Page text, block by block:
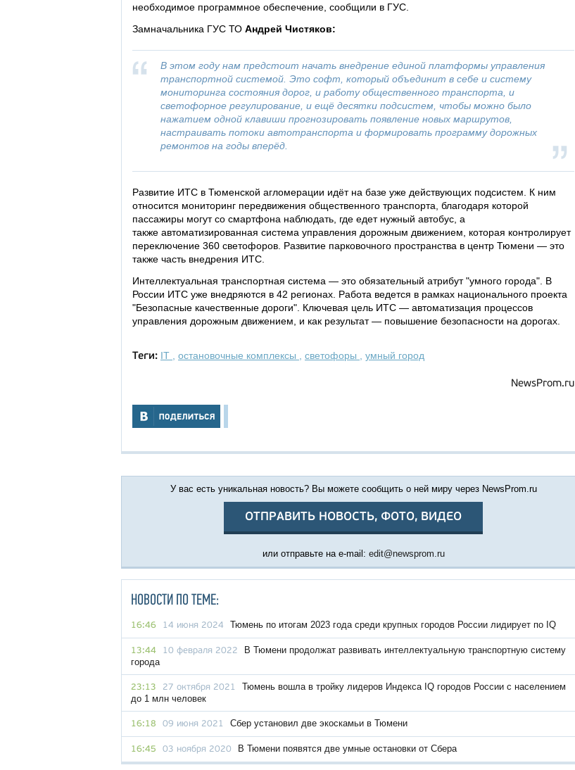
необходимое программное обеспечение, сообщили в ГУС.
Замначальника ГУС ТО Андрей Чистяков:
В этом году нам предстоит начать внедрение единой платформы управления
транспортной системой. Это софт, который объединит в себе и систему
мониторинга состояния дорог, и работу общественного транспорта, и
светофорное регулирование, и ещё десятки подсистем, чтобы можно было
нажатием одной клавиши прогнозировать появление новых маршрутов,
настраивать потоки автотранспорта и формировать программу дорожных
ремонтов на годы вперёд.
Развитие ИТС в Тюменской агломерации идёт на базе уже действующих подсистем. К ним
относится мониторинг передвижения общественного транспорта, благодаря которой
пассажиры могут со смартфона наблюдать, где едет нужный автобус, а
также автоматизированная система управления дорожным движением, которая контролирует
переключение 360 светофоров. Развитие парковочного пространства в центр Тюмени — это
также часть внедрения ИТС.
Интеллектуальная транспортная система — это обязательный атрибут "умного города". В
России ИТС уже внедряются в 42 регионах. Работа ведется в рамках национального проекта
"Безопасные качественные дороги". Ключевая цель ИТС — автоматизация процессов
управления дорожным движением, и как результат — повышение безопасности на дорогах.
Теги: IT остановочные комплексы светофоры умный город
NewsProm.ru
У вас есть уникальная новость? Вы можете сообщить о ней миру через NewsProm.ru
ОТПРАВИТЬ НОВОСТЬ, ФОТО, ВИДЕО
или отправьте на e-mail: edit@newsprom.ru
НОВОСТИ ПО ТЕМЕ:
16:46 14 июня 2024 Тюмень по итогам 2023 года среди крупных городов России лидирует по IQ
13:44 10 февраля 2022
В Тюмени продолжат развивать интеллектуальную транспортную систему
города
23:13 27 октября 2021
Тюмень вошла в тройку лидеров Индекса IQ городов России с населением
до 1 млн человек
16:18 09 июня 2021 Сбер установил две экоскамьи в Тюмени
16:45 03 ноября 2020 В Тюмени появятся две умные остановки от Cбера